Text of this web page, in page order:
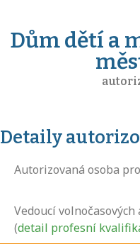
Dům dětí a
Detaily
Autorizovaná osoba
Vedoucí
(detail profesní